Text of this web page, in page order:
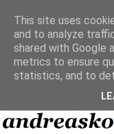
This site uses
and to analyze
shared with Google
metrics to ensure
statistics, and to